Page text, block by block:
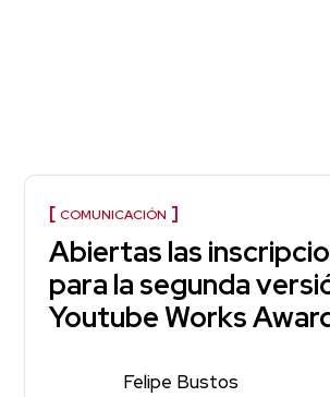
COMUNICACIÓN
Abiertas las
para la segunda
Youtube Works
Felipe Bustos